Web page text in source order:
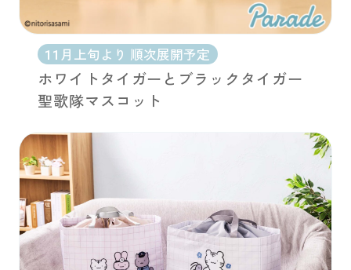
11月上旬より 順次展開予定
ホワイトタイガーとブラックタイガー
聖歌隊マスコット